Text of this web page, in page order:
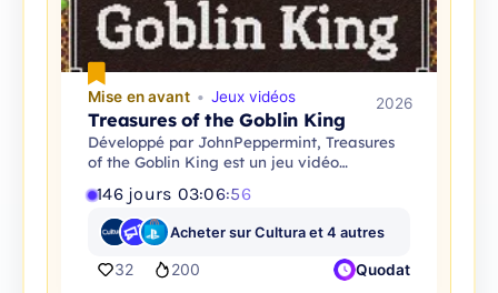
2026
Mise en avant Jeux vidéos
Treasures of the Goblin King
Développé par JohnPeppermint, Treasures
of the Goblin King est un jeu vidéo
146jours 03:06:54
Acheter sur Cultura et 4 autres
32 200 Quodat